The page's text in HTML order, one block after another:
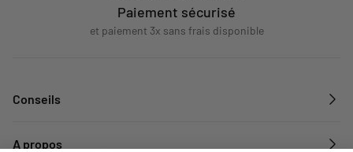
Paiement sécurisé
et paiement 3x sans frais disponible
Conseils
A propos